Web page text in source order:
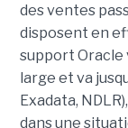
des ventes
disposent en
support Oracle
large et va
Exadata,
dans une